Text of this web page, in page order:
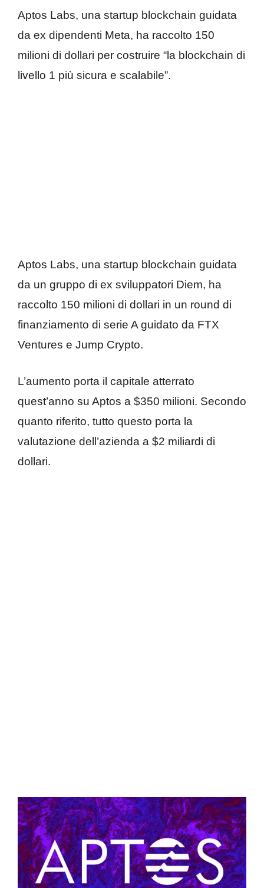
Aptos Labs, una startup blockchain guidata
da ex dipendenti Meta, ha raccolto 150
milioni di dollari per costruire “la blockchain di
livello 1 più sicura e scalabile”.
Aptos Labs, una startup blockchain guidata
da un gruppo di ex sviluppatori Diem, ha
raccolto 150 milioni di dollari in un round di
finanziamento di serie A guidato da FTX
Ventures e Jump Crypto.
L’aumento porta il capitale atterrato
quest’anno su Aptos a $350 milioni. Secondo
quanto riferito, tutto questo porta la
valutazione dell’azienda a $2 miliardi di
dollari.